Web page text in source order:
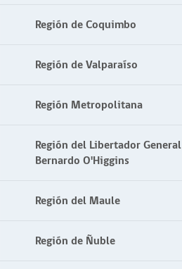
Región de Coquimbo
Región de Valparaíso
Región Metropolitana
Región del Libertador General
Bernardo O'Higgins
Región del Maule
Región de Ñuble